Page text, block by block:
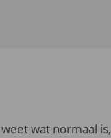
wat normaal is,